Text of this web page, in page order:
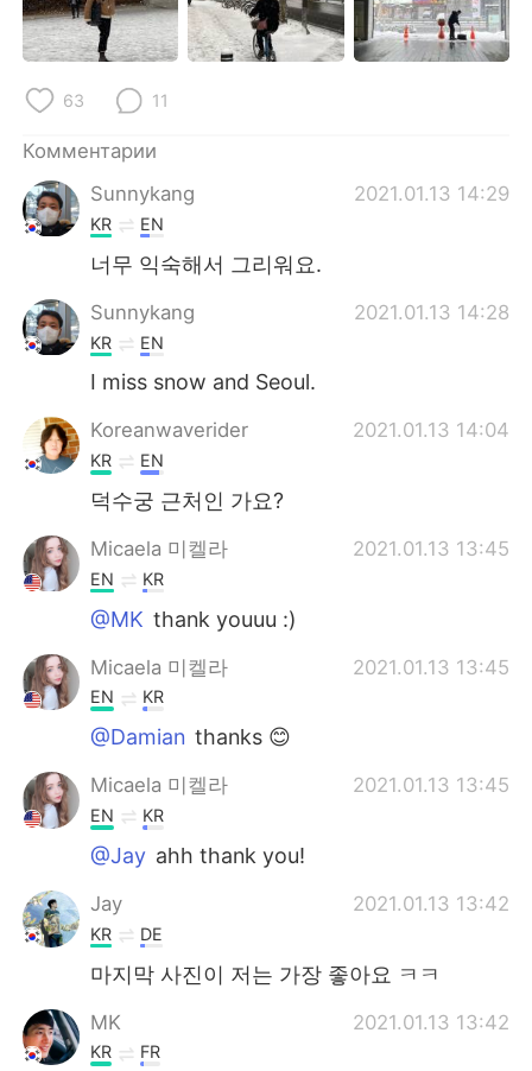
Türkçe Tiếng Việt
63 11
Комментарии
Sunnykang
2021.01.13 14:29
KR EN
너무 익숙해서 그리워요.
Sunnykang 2021.01.13 14:28
KR EN
I miss snow and Seoul.
Koreanwaverider 2021.01.13 14:04
KR EN
덕수궁 근처인 가요?
Micaela 미켈라 2021.01.13 13:45
EN KR
@MK thank youuu :)
Micaela 미켈라 2021.01.13 13:45
EN KR
@Damian thanks 😊
Micaela 미켈라 2021.01.13 13:45
EN KR
@Jay ahh thank you!
Jay 2021.01.13 13:42
KR DE
마지막 사진이 저는 가장 좋아요 ㅋㅋ
MK 2021.01.13 13:42
KR FR